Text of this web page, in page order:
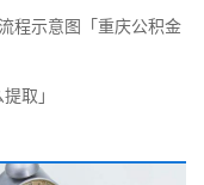
程示意图「重庆公积金
取」